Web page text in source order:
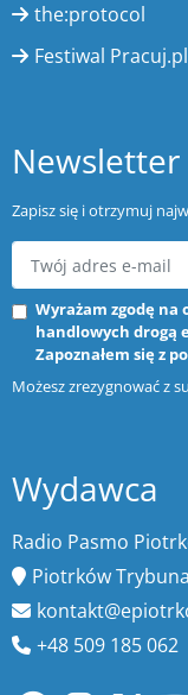
the:protocol
Festiwal Pracuj.pl
Newsletter
Zapisz się i otrzymuj
Wyrażam zgodę
handlowych drogą
Zapoznałem się z
Możesz zrezygnować z
Wydawca
Radio Pasmo
Piotrków
+48 509 185 062